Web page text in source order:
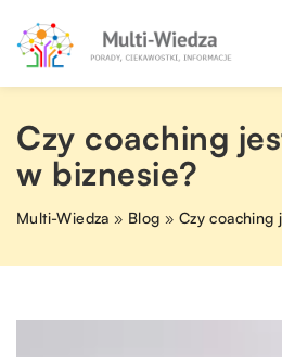
Czy coaching
w biznesie?
Multi-Wiedza » Blog » Czy coaching